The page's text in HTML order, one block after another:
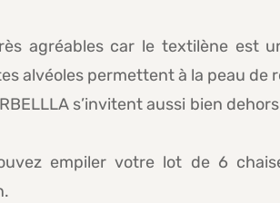
agréables car le textilène est
alvéoles permettent à la peau de
s’invitent aussi bien
empiler votre lot de 6